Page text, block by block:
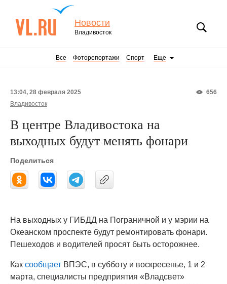
Новости
Владивосток
Все Фоторепортажи Спорт Еще
656
13:04, 28 февраля 2025
Владивосток
В центре Владивостока на
выходных будут менять фонари
Поделиться
На выходных у ГИБДД на Пограничной и у мэрии на
Океанском проспекте будут ремонтировать фонари.
Пешеходов и водителей просят быть осторожнее.
Как сообщает ВПЭС, в субботу и воскресенье, 1 и 2
марта, специалисты предприятия «Владсвет»